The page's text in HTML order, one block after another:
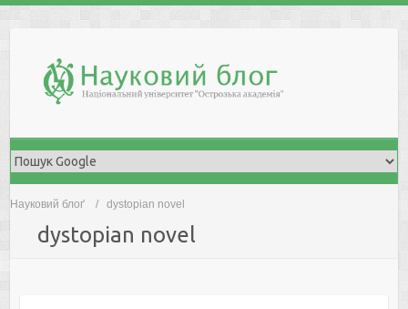
Науковий блоґ dystopian novel
dystopian novel